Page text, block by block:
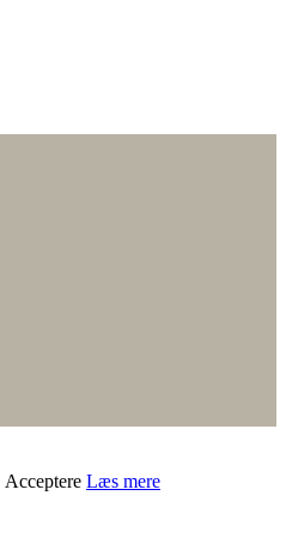
Acceptere Læs mere